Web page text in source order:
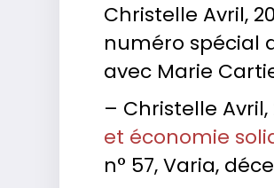
Christelle Avril,
numéro spécial
avec Marie
– Christelle
et économie
n° 57, Varia,